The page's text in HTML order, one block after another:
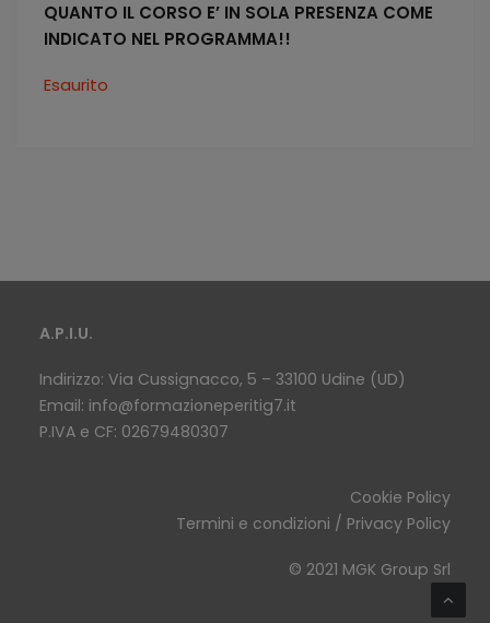
QUANTO IL CORSO E’ IN SOLA PRESENZA COME
INDICATO NEL PROGRAMMA!!
Esaurito
A.P.I.U.
Indirizzo: Via Cussignacco, 5 – 33100 Udine (UD)
Email: info@formazioneperitig7.it
P.IVA e CF: 02679480307
Cookie Policy
Termini e condizioni / Privacy Policy
© 2021 MGK Group Srl